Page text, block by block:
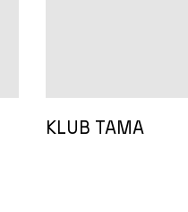
KLUB TAMA